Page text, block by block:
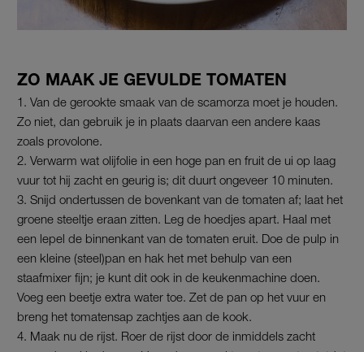
ZO MAAK JE GEVULDE TOMATEN
Van de gerookte smaak van de scamorza moet je houden.
Zo niet, dan gebruik je in plaats daarvan een andere kaas
zoals provolone.
Verwarm wat olijfolie in een hoge pan en fruit de ui op laag
vuur tot hij zacht en geurig is; dit duurt ongeveer 10 minuten.
Snijd ondertussen de bovenkant van de tomaten af; laat het
groene steeltje eraan zitten. Leg de hoedjes apart. Haal met
een lepel de binnenkant van de tomaten eruit. Doe de pulp in
een kleine (steel)pan en hak het met behulp van een
staafmixer fijn; je kunt dit ook in de keukenmachine doen.
Voeg een beetje extra water toe. Zet de pan op het vuur en
breng het tomatensap zachtjes aan de kook.
Maak nu de rijst. Roer de rijst door de inmiddels zacht